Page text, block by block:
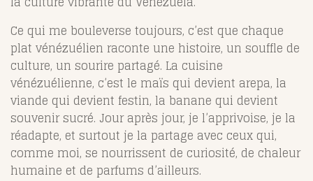
Ce qui me bouleverse toujours, c’est que chaque
plat vénézuélien raconte une histoire, un souffle de
culture, un sourire partagé. La cuisine
vénézuélienne, c’est le maïs qui devient arepa, la
viande qui devient festin, la banane qui devient
souvenir sucré. Jour après jour, je l’apprivoise, je la
réadapte, et surtout je la partage avec ceux qui,
comme moi, se nourrissent de curiosité, de chaleur
humaine et de parfums d’ailleurs.